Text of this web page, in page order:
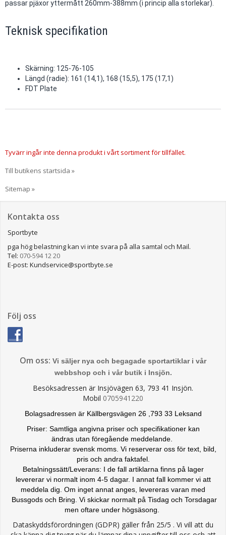
passar pjäxor yttermått 260mm-388mm (i princip alla storlekar).
Teknisk specifikation
Skärning: 125-76-105
Längd (radie): 161 (14,1), 168 (15,5), 175 (17,1)
FDT Plate
Tyvärr ingår inte denna produkt i vårt sortiment för tillfället.
Till butikens startsida »
Sitemap »
Kontakta oss
Sportbyte
pga hög belastning kan vi inte svara på alla samtal och Mail.
Tel: 070-594 12 20
E-post: Kundservice@sportbyte.se
Följ oss
Om oss: Vi säljer nya och begagade sportartiklar i vår
webbshop och i vår butik i Insjön.
Besöksadressen är Insjövägen 63, 793 41 Insjön.
Mobil 0705941220
Bolagsadressen är Källbergsvägen 26 ,793 33 Leksand
Priser: Samtliga angivna priser och specifikationer kan
ändras utan föregående meddelande.
Priserna inkluderar svensk moms. Vi reserverar oss för text, bild,
pris och andra faktafel.
Betalningssätt/Leverans: I de fall artiklarna finns på lager
levererar vi normalt inom 4-5 dagar. I annat fall kommer vi att
meddela dig. Om inget annat anges, levereras varan med
Bussgods och Bring. Vi skickar normalt på Tisdag och Torsdagar
men oftare under högsäsong.
Dataskyddsförordningen (GDPR) gäller från 25/5 . Vi vill att du